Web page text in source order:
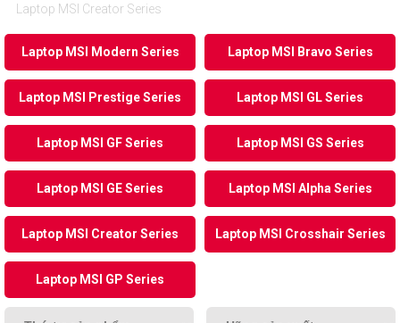
Laptop MSI Creator Series
Laptop MSI Modern Series Laptop MSI Bravo Series
Laptop MSI Prestige Series Laptop MSI GL Series
Laptop MSI GF Series Laptop MSI GS Series
Laptop MSI GE Series Laptop MSI Alpha Series
Laptop MSI Creator Series Laptop MSI Crosshair Series
Laptop MSI GP Series